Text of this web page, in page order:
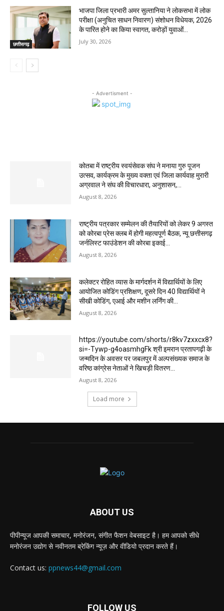
छत्तीसगढ़
भाजपा जिला प्रभारी अमर सुल्तानिया ने लोकसभा में लोक
परीक्षा (अनुचित साधन निवारण) संशोधन विधेयक, 2026
के पारित होने का किया स्वागत, करोड़ों युवाओं...
July 30, 2026
- Advertisment -
कोतबा में राष्ट्रीय स्वयंसेवक संघ ने मनाया गुरु पूजन
उत्सव, कार्यक्रम के मुख्य वक्ता एवं जिला कार्यवाह मुरारी
अग्रवाल ने संघ की विचारधारा, अनुशासन,...
August 8, 2026
राष्ट्रीय पत्रकार सम्मेलन की तैयारियों को लेकर 9 अगस्त
को कोरबा प्रेस क्लब में होगी महत्वपूर्ण बैठक, न्यू छत्तीसगढ़
जर्नलिस्ट फाउंडेशन की कोरबा इकाई...
August 8, 2026
कलेक्टर रोहित व्यास के मार्गदर्शन में विद्यार्थियों के लिए
आयोजित कोडिंग प्रशिक्षण, दूसरे दिन 40 विद्यार्थियों ने
सीखी कोडिंग, एआई और मशीन लर्निंग की...
August 8, 2026
https://youtube.com/shorts/r8kv7zxxcx8?
si=-Tywp-g4oasmhgFk श्री इमरान प्रतापगढ़ी के
जन्मदिन के अवसर पर जबलपुर में अल्पसंख्यक समाज के
वरिष्ठ कांग्रेस नेताओं ने खिचड़ी वितरण...
August 8, 2026
Load more
ABOUT US
पीपीन्यूज आपकी समाचार, मनोरंजन, संगीत फैशन वेबसाइट है। हम आपको सीधे
मनोरंजन उद्योग से नवीनतम ब्रेकिंग न्यूज़ और वीडियो प्रदान करते हैं।
Contact us: ppnews44@gmail.com
FOLLOW US